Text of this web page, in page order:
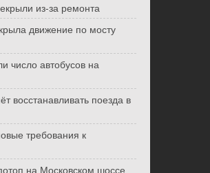
из-за ремонта
движение по мосту
число автобусов на
восстанавливать поезда в
требования к
на Московском шоссе